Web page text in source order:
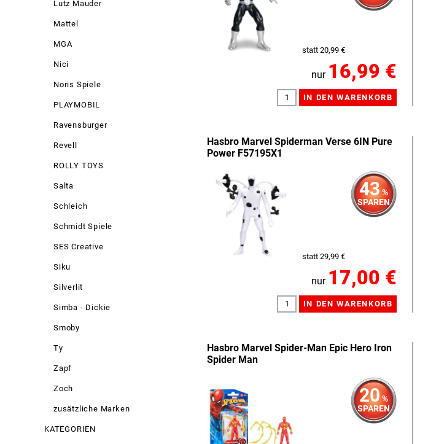
Lutz Mauder
Mattel
MGA
Nici
Noris Spiele
PLAYMOBIL
Ravensburger
Revell
ROLLY TOYS
Salta
Schleich
Schmidt Spiele
SES Creative
Siku
Silverlit
Simba - Dickie
Smoby
Ty
Zapf
Zoch
zusätzliche Marken
KATEGORIEN
statt 20,99 €
nur 16,99 €
Hasbro Marvel Spiderman Verse 6IN Pure
Power F57195X1
43 %
SPAREN
statt 29,99 €
nur 17,00 €
Hasbro Marvel Spider-Man Epic Hero Iron
Spider Man
20 %
SPAREN